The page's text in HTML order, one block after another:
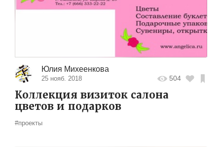
Юлия Михеенкова
25 нояб. 2018 504
Коллекция визиток салона
цветов и подарков
#проекты